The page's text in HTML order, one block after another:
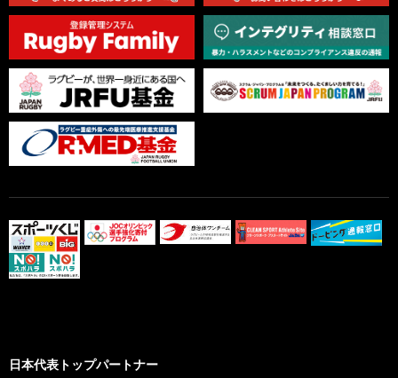
日本代表トップパートナー